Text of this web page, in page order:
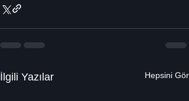
İlgili Yazılar Hepsini Gör